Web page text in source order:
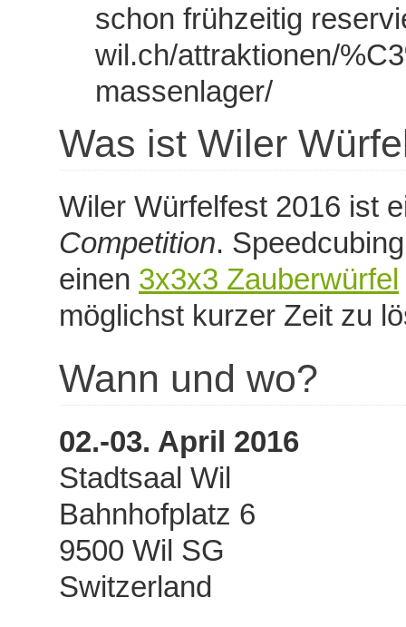
schon frühzeitig
wil.ch/attraktionen/
massenlager/
Was ist Wiler
Wiler Würfelfest 2016 ist
Competition.
einen 3x3x3 Zauberwürfel
möglichst kurzer Zeit zu
Wann und wo?
02.-03. April 2016
Stadtsaal Wil
Bahnhofplatz 6
9500 Wil SG
Switzerland